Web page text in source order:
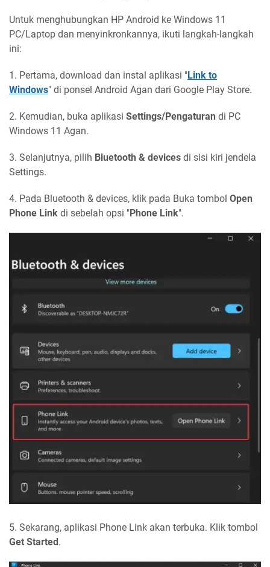
Untuk menghubungkan HP Android ke Windows 11
PC/Laptop dan menyinkronkannya, ikuti langkah-langkah
ini:
1. Pertama, download dan instal aplikasi "Link to
Windows" di ponsel Android Agan dari Google Play Store.
2. Kemudian, buka aplikasi Settings/Pengaturan di PC
Windows 11 Agan.
3. Selanjutnya, pilih Bluetooth & devices di sisi kiri jendela
Settings.
4. Pada Bluetooth & devices, klik pada Buka tombol Open
Phone Link di sebelah opsi "Phone Link".
5. Sekarang, aplikasi Phone Link akan terbuka. Klik tombol
Get Started .